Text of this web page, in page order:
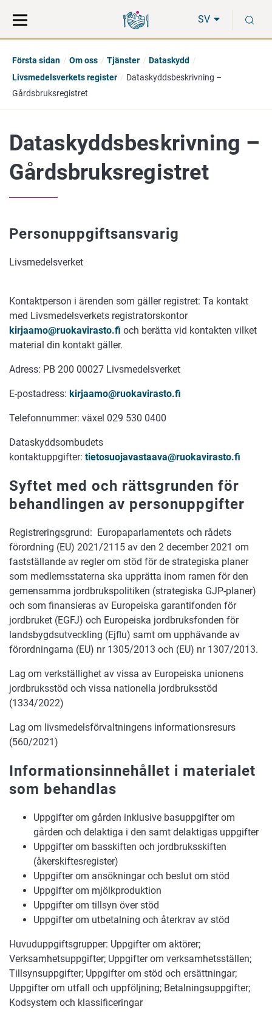
direkt
till
på
hela
SV
Första sidan Om oss Tjänster
Dataskydd
Livsmedelsverkets register
Dataskyddsbeskrivning –
Gårdsbruksregistret
Dataskyddsbeskrivning –
Gårdsbruksregistret
Personuppgiftsansvarig
Livsmedelsverket
Kontaktperson i ärenden som gäller registret: Ta kontakt
med Livsmedelsverkets registratorskontor
kirjaamo@ruokavirasto.fi och berätta vid kontakten vilket
material din kontakt gäller.
Adress: PB 200 00027 Livsmedelsverket
E-postadress: kirjaamo@ruokavirasto.fi
Telefonnummer: växel 029 530 0400
Dataskyddsombudets
kontaktuppgifter: tietosuojavastaava@ruokavirasto.fi
Syftet med och rättsgrunden för
behandlingen av personuppgifter
Registreringsgrund: Europaparlamentets och rådets
förordning (EU) 2021/2115 av den 2 december 2021 om
fastställande av regler om stöd för de strategiska planer
som medlemsstaterna ska upprätta inom ramen för den
gemensamma jordbrukspolitiken (strategiska GJP-planer)
och som finansieras av Europeiska garantifonden för
jordbruket (EGFJ) och Europeiska jordbruksfonden för
landsbygdsutveckling (Ejflu) samt om upphävande av
förordningarna (EU) nr 1305/2013 och (EU) nr 1307/2013.
Lag om verkställighet av vissa av Europeiska unionens
jordbruksstöd och vissa nationella jordbruksstöd
(1334/2022)
Lag om livsmedelsförvaltningens informationsresurs
(560/2021)
Informationsinnehållet i materialet
som behandlas
Uppgifter om gården inklusive basuppgifter om
gården och delaktiga i den samt delaktigas uppgifter
Uppgifter om basskiften och jordbruksskiften
(åkerskiftesregister)
Uppgifter om ansökningar och beslut om stöd
Uppgifter om mjölkproduktion
Uppgifter om tillsyn över stöd
Uppgifter om utbetalning och återkrav av stöd
Huvuduppgiftsgrupper: Uppgifter om aktörer;
Verksamhetsuppgifter; Uppgifter om verksamhetsställen;
Tillsynsuppgifter; Uppgifter om stöd och ersättningar;
Uppgifter om utfall och uppföljning; Betalningsuppgifter;
Kodsystem och klassificeringar